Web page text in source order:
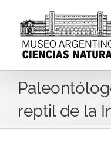
content
reptil de la